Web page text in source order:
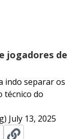
jogadores de
indo separar os
técnico do
July 13, 2025